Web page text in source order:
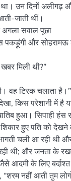
उन दिनों अलीगढ़
जाती थीं।
अगला सवाल पूछा
और सोहरामऊ
मिली थी?”
वह टिरक चलाता है।”
किस परेशानी में है
हुआ। सिपाही हंस
हुए पति को देखने
चली आ रही थी
थी; और जनता के
आदमी के लिए
नहीं आती तुम